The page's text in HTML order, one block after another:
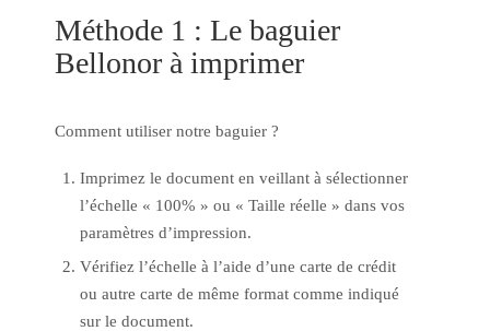
Méthode 1 : Le baguier
Bellonor à imprimer
Comment utiliser notre baguier ?
Imprimez le document en veillant à sélectionner
l’échelle « 100% » ou « Taille réelle » dans vos
paramètres d’impression.
Vérifiez l’échelle à l’aide d’une carte de crédit
ou autre carte de même format comme indiqué
sur le document.